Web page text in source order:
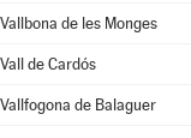
Vallbona de les Monges
Vall de Cardós
Vallfogona de Balaguer